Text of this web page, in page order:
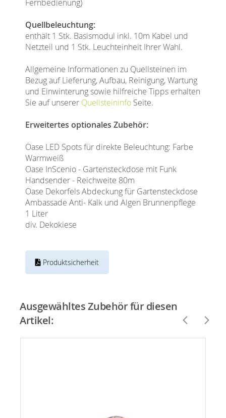
Fernbedienung)
Quellbeleuchtung:
enthält 1 Stk. Basismodul inkl. 10m Kabel und
Netzteil und 1 Stk. Leuchteinheit Ihrer Wahl.
Allgemeine Informationen zu Quellsteinen im
Bezug auf Lieferung, Aufbau, Reinigung, Wartung
und Einwinterung sowie hilfreiche Tipps erhalten
Sie auf unserer Quellsteininfo Seite.
Erweitertes optionales Zubehör:
Oase LED Spots für direkte Beleuchtung: Farbe
Warmweiß
Oase InScenio - Gartensteckdose mit Funk
Handsender - Reichweite 80m
Oase Dekorfels Abdeckung für Gartensteckdose
Ambassade Anti- Kalk und Algen Brunnenpflege
1 Liter
div. Dekokiese
Produktsicherheit
Ausgewähltes Zubehör für diesen
Artikel: